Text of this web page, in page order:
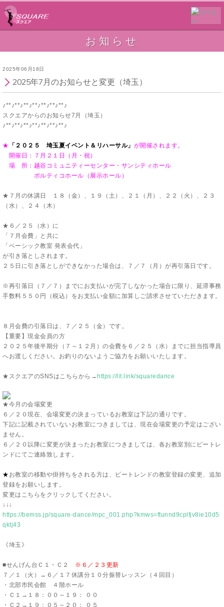
お知らせ
2025年06月18日
2025年7月のお知らせと変更（埼玉）
♪**♪**♪**♪**♪**♪**♪**♪
スクエアからのお知らせ7 月（埼玉）
♪**♪**♪**♪**♪**♪**♪**♪
★ 「２０２５ 埼玉夏イベント＆リハーサル」 が開催されます。
開催日：７月２１日（月・祝）
場 所：越谷コミュニティーセンター・サンシティホール
ポルティコホール（展示ホール）
★７月の休講日 １８（金）、１９（土）、２１（月）、２２（火）、２３
（水）、２４（木）
★６／２５（水）に
「７月会費」と共に
「ベーシック教室 発表会代」
が引き落としされます。
２５日に引き落としができなかった場合は、７／７（月）が再引落日です。
※再引落日（７／７）までにお支払いが完了しなかった場合に限り、延滞事務
手数料５５０円（税込）をお支払い金額に加算しご請求させていただきます。
８月会費の引落日は、７／２５（金）です。
【重要】現金会員の方
２０２５年後半期分（７～１２月）の会費を６／２５（水）までに担当指導員
へお渡しください。お釣りのないようご協力をお願いいたします。
★スクエアのSNSはこちらから→ https://lit.link/squaredance
★今月の会場変更
６／２０ 現在、会場変更の決まっているお教室は下記の通りです。
下記に記載されていないお教室につきましては、現在会場変更の予定はござい
ません。
６／２０ 以 降に変更が決まったお教室につきましては、各お教室別にビートレ
ンドにてご連絡致します。
★ お教室の移動や掛持ちをされる方は、ビートレンドの教室登録の変更、追加
登録をお願いします。
変更はこちらをクリックしてください。
↓↓↓
https://bemss.jp/square-dance/mpc_001.php?kmws=ftunnd9cplfjv8ie10d5
qktj43
《埼玉》
■せんげん台Ｃ１・Ｃ２ ※６／２３更新
７／１（火）→６／１７休講分１０分振替レッスン（４回目）
・北部市民会館 ４階ホール
・Ｃ１→１８：００～１９： ００
・Ｃ２→１９：０５～２０： ０５